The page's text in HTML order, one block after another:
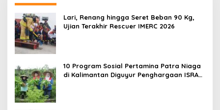
Lari, Renang hingga Seret Beban 90 Kg,
Ujian Terakhir Rescuer IMERC 2026
10 Program Sosial Pertamina Patra Niaga
di Kalimantan Diguyur Penghargaan ISRA